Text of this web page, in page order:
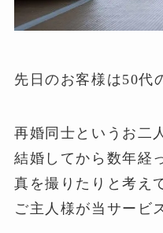
先日のお客様は50代
再婚同士というお二
結婚してから数年経
真を撮りたりと考え
ご主人様が当サービ